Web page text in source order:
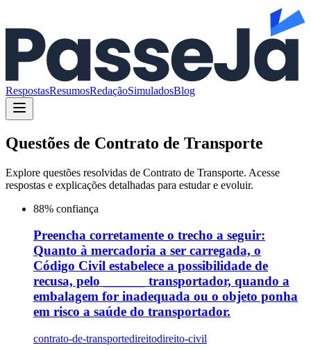
RespostasResumosRedaçãoSimuladosBlog
Questões de Contrato de Transporte
Explore questões resolvidas de Contrato de Transporte. Acesse
respostas e explicações detalhadas para estudar e evoluir.
88% confiança
Preencha corretamente o trecho a seguir:
Quanto à mercadoria a ser carregada, o
Código Civil estabelece a possibilidade de
recusa, pelo ______ transportador, quando a
embalagem for inadequada ou o objeto ponha
em risco a saúde do transportador.
contrato-de-transportedireitodireito-civil